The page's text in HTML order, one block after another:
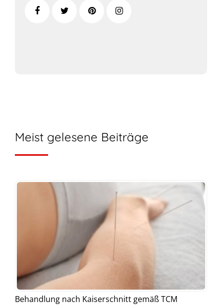
Meist gelesene Beiträge
Behandlung nach Kaiserschnitt gemäß TCM